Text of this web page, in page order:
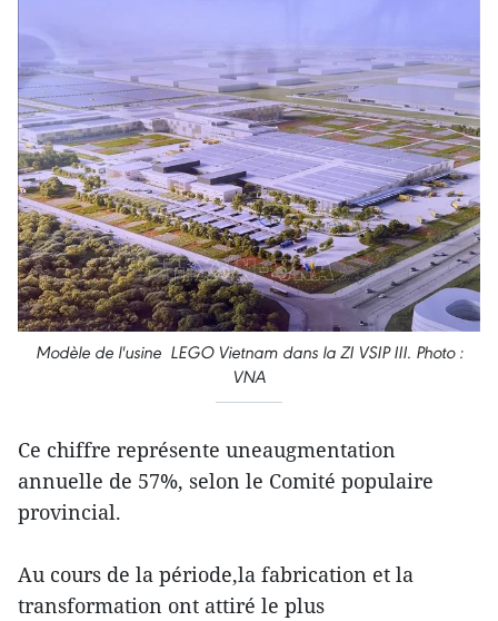
Modèle de l'usine LEGO Vietnam dans la ZI VSIP III. Photo :
VNA
Ce chiffre représente uneaugmentation
annuelle de 57%, selon le Comité populaire
provincial.
Au cours de la période,la fabrication et la
transformation ont attiré le plus